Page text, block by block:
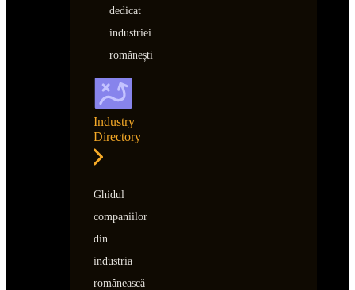
dedicat
industriei
românești
Industry
Directory
Ghidul
companiilor
din
industria
românească